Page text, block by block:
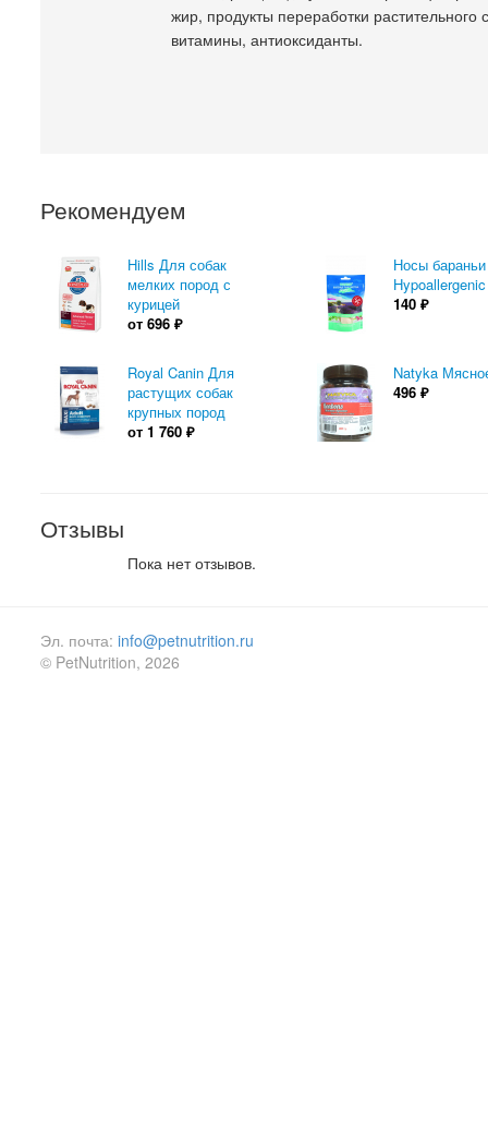
жир, продукты переработки
витамины, антиоксиданты.
Рекомендуем
Hills Для собак
мелких пород с
курицей
от 696 ₽
Носы бараньи
140 ₽
Royal Canin Для
растущих собак
крупных пород
от 1 760 ₽
Natyka
496 ₽
Отзывы
Пока нет отзывов.
Эл. почта: info@petnutrition.ru
© PetNutrition, 2026